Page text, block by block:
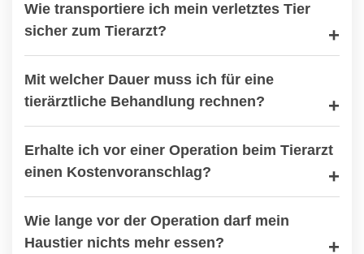
Wie transportiere ich mein verletztes Tier
sicher zum Tierarzt?
Mit welcher Dauer muss ich für eine
tierärztliche Behandlung rechnen?
Erhalte ich vor einer Operation beim Tierarzt
einen Kostenvoranschlag?
Wie lange vor der Operation darf mein
Haustier nichts mehr essen?